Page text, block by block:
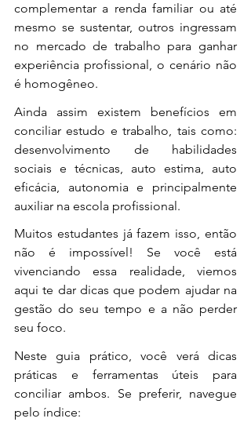
complementar a renda familiar ou até
mesmo se sustentar, outros ingressam
no mercado de trabalho para ganhar
experiência profissional, o cenário não
é homogêneo.
Ainda assim existem benefícios em
conciliar estudo e trabalho, tais como:
desenvolvimento de habilidades
sociais e técnicas, auto estima, auto
eficácia, autonomia e principalmente
auxiliar na escola profissional.
Muitos estudantes já fazem isso, então
não é impossível! Se você está
vivenciando essa realidade, viemos
aqui te dar dicas que podem ajudar na
gestão do seu tempo e a não perder
seu foco.
Neste guia prático, você verá dicas
práticas e ferramentas úteis para
conciliar ambos. Se preferir, navegue
pelo índice: